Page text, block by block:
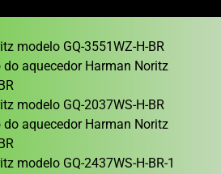
modelo GQ-3551WZ-H-BR
aquecedor Harman Noritz
modelo GQ-2037WS-H-BR
aquecedor Harman Noritz
modelo GQ-2437WS-H-BR-1